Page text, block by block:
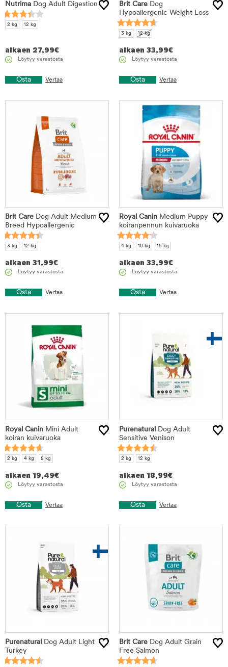
Nutrima Dog Adult Digestion
2 kg 12 kg
alkaen 27,99€
Löytyy varastosta
Osta Vertaa
Brit Care Dog
Hypoallergenic Weight Loss
3 kg 12 kg
alkaen 33,99€
Löytyy varastosta
Osta Vertaa
Brit Care Dog Adult Medium
Breed Hypoallergenic
3 kg 12 kg
alkaen 31,99€
Löytyy varastosta
Osta Vertaa
Royal Canin Medium Puppy
koiranpennun kuivaruoka
4 kg 10 kg 15 kg
alkaen 33,99€
Löytyy varastosta
Osta Vertaa
Royal Canin Mini Adult
koiran kuivaruoka
2 kg 4 kg 8 kg
alkaen 19,49€
Löytyy varastosta
Osta Vertaa
Purenatural Dog Adult
Sensitive Venison
2 kg 12 kg
alkaen 18,99€
Löytyy varastosta
Osta Vertaa
Purenatural Dog Adult Light
Turkey
Brit Care Dog Adult Grain
Free Salmon